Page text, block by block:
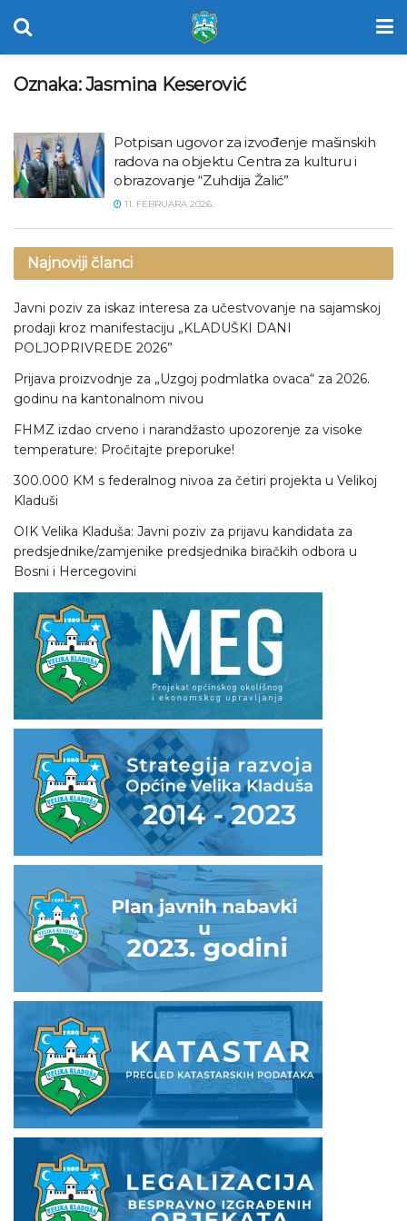
Oznaka:Jasmina Keserović
Potpisan ugovor za izvođenje mašinskih
radova na objektu Centra za kulturu i
obrazovanje “Zuhdija Žalić”
11. FEBRUARA 2026.
Najnoviji članci
Javni poziv za iskaz interesa za učestvovanje na sajamskoj
prodaji kroz manifestaciju „KLADUŠKI DANI
POLJOPRIVREDE 2026”
Prijava proizvodnje za „Uzgoj podmlatka ovaca“ za 2026.
godinu na kantonalnom nivou
FHMZ izdao crveno i narandžasto upozorenje za visoke
temperature: Pročitajte preporuke!
300.000 KM s federalnog nivoa za četiri projekta u Velikoj
Kladuši
OIK Velika Kladuša: Javni poziv za prijavu kandidata za
predsjednike/zamjenike predsjednika biračkih odbora u
Bosni i Hercegovini